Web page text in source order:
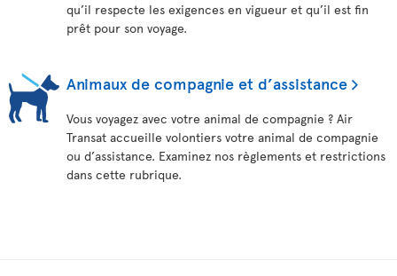
qu’il respecte les exigences en vigueur et qu’il est fin
prêt pour son voyage.
Animaux de compagnie et d’assistance
Vous voyagez avec votre animal de compagnie ? Air
Transat accueille volontiers votre animal de compagnie
ou d’assistance. Examinez nos règlements et restrictions
dans cette rubrique.